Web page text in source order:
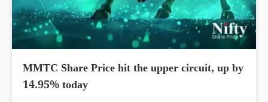
MMTC Share Price hit the upper circuit, up by
14.95% today